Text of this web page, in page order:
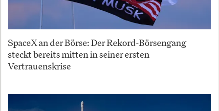
SpaceX an der Börse: Der Rekord-Börsengang
steckt bereits mitten in seiner ersten
Vertrauenskrise